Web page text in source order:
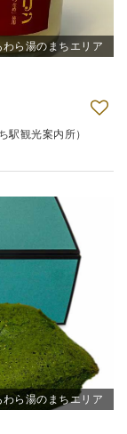
わら湯のまちエリア
観光案内所）
わら湯のまちエリア